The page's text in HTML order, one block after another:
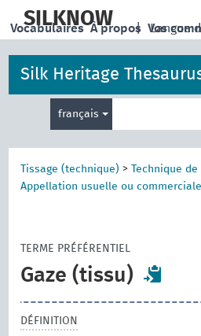
main
SILKNOW | Langue
Vocabulaires À propos Vos
Silk Heritage
français
de
recherche
Tissage (technique) > Technique
Appellation usuelle ou commerciale
TERME PRÉFÉRENTIEL
Gaze (tissu)
DÉFINITION